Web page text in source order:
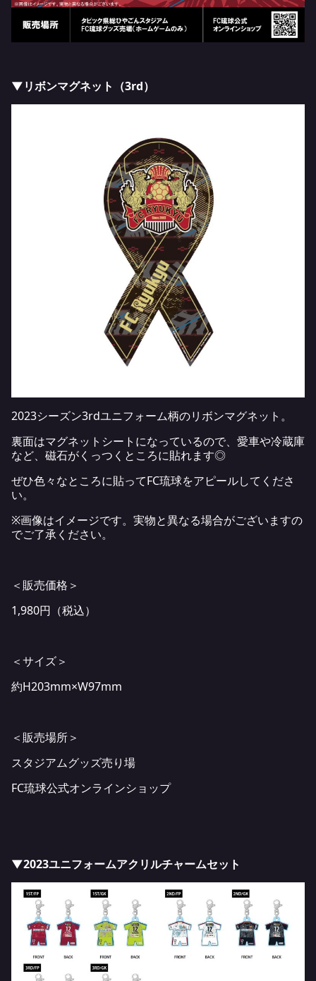
▼リボンマグネット（3rd）
2023シーズン3rdユニフォーム柄のリボンマグネット。
裏面はマグネットシートになっているので、愛車や冷蔵庫
など、磁石がくっつくところに貼れます◎
ぜひ色々なところに貼ってFC琉球をアピールしてくださ
い。
※画像はイメージです。実物と異なる場合がございますの
でご了承ください。
＜販売価格＞
1,980円（税込）
＜サイズ＞
約H203mm×W97mm
＜販売場所＞
スタジアムグッズ売り場
FC琉球公式オンラインショップ
▼2023ユニフォームアクリルチャームセット